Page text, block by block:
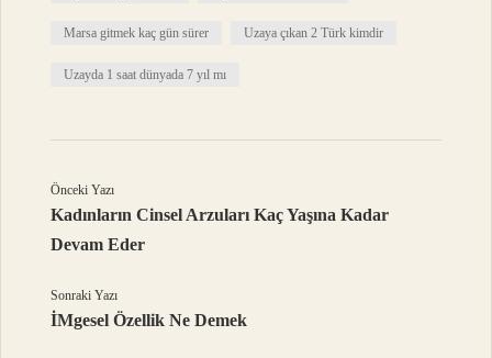
Marsa gitmek kaç gün sürer Uzaya çıkan 2 Türk kimdir
Uzayda 1 saat dünyada 7 yıl mı
Önceki Yazı
Kadınların Cinsel Arzuları Kaç Yaşına Kadar
Devam Eder
Sonraki Yazı
İMgesel Özellik Ne Demek